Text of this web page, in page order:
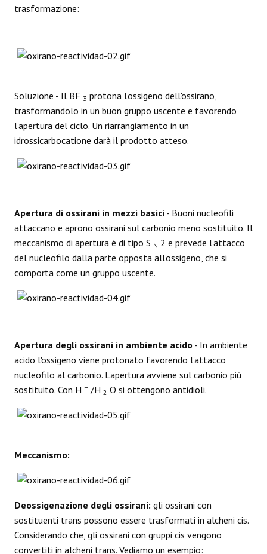
trasformazione:
Soluzione - Il BF 3 protona l'ossigeno dell'ossirano,
trasformandolo in un buon gruppo uscente e favorendo
l'apertura del ciclo. Un riarrangiamento in un
idrossicarbocatione darà il prodotto atteso.
Apertura di ossirani in mezzi basici - Buoni nucleofili
attaccano e aprono ossirani sul carbonio meno sostituito. Il
meccanismo di apertura è di tipo S N 2 e prevede l'attacco
del nucleofilo dalla parte opposta all'ossigeno, che si
comporta come un gruppo uscente.
Apertura degli ossirani in ambiente acido - In ambiente
acido l'ossigeno viene protonato favorendo l'attacco
nucleofilo al carbonio. L'apertura avviene sul carbonio più
sostituito. Con H + /H 2 O si ottengono antidioli.
Meccanismo:
Deossigenazione degli ossirani: gli ossirani con
sostituenti trans possono essere trasformati in alcheni cis.
Considerando che, gli ossirani con gruppi cis vengono
convertiti in alcheni trans. Vediamo un esempio: